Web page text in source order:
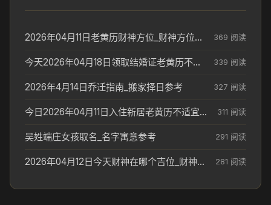
2026年04月11日老黄历财神方位_财神方位与供奉讲究 369 阅读
今天2026年04月18日领取结婚证老黄历不适合吗_领证日期参考 339 阅读
2026年4月14日乔迁指南_搬家择日参考 327 阅读
今日2026年04月11日入住新居老黄历不适宜吗_搬家择日参考 311 阅读
吴姓端庄女孩取名_名字寓意参考 291 阅读
2026年04月12日今天财神在哪个吉位_财神方位参考 281 阅读